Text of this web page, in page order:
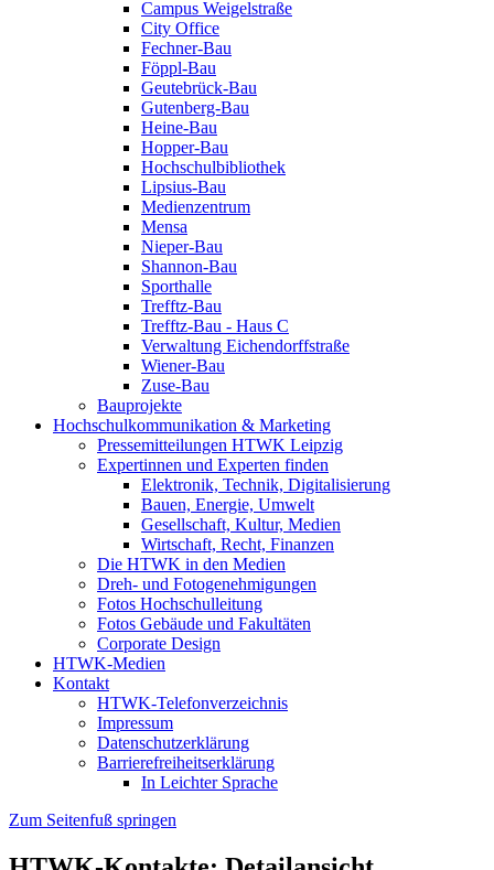
Campus Weigelstraße
City Office
Fechner-Bau
Föppl-Bau
Geutebrück-Bau
Gutenberg-Bau
Heine-Bau
Hopper-Bau
Hochschulbibliothek
Lipsius-Bau
Medienzentrum
Mensa
Nieper-Bau
Shannon-Bau
Sporthalle
Trefftz-Bau
Trefftz-Bau - Haus C
Verwaltung Eichendorffstraße
Wiener-Bau
Zuse-Bau
Bauprojekte
Hochschulkommunikation & Marketing
Pressemitteilungen HTWK Leipzig
Expertinnen und Experten finden
Elektronik, Technik, Digitalisierung
Bauen, Energie, Umwelt
Gesellschaft, Kultur, Medien
Wirtschaft, Recht, Finanzen
Die HTWK in den Medien
Dreh- und Fotogenehmigungen
Fotos Hochschulleitung
Fotos Gebäude und Fakultäten
Corporate Design
HTWK-Medien
Kontakt
HTWK-Telefonverzeichnis
Impressum
Datenschutzerklärung
Barrierefreiheitserklärung
In Leichter Sprache
Zum Seitenfuß springen